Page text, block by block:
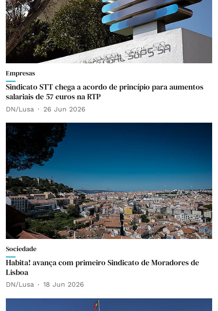
Empresas
Sindicato STT chega a acordo de princípio para aumentos
salariais de 57 euros na RTP
DN/Lusa 26 Jun 2026
Sociedade
Habita! avança com primeiro Sindicato de Moradores de
Lisboa
DN/Lusa 18 Jun 2026